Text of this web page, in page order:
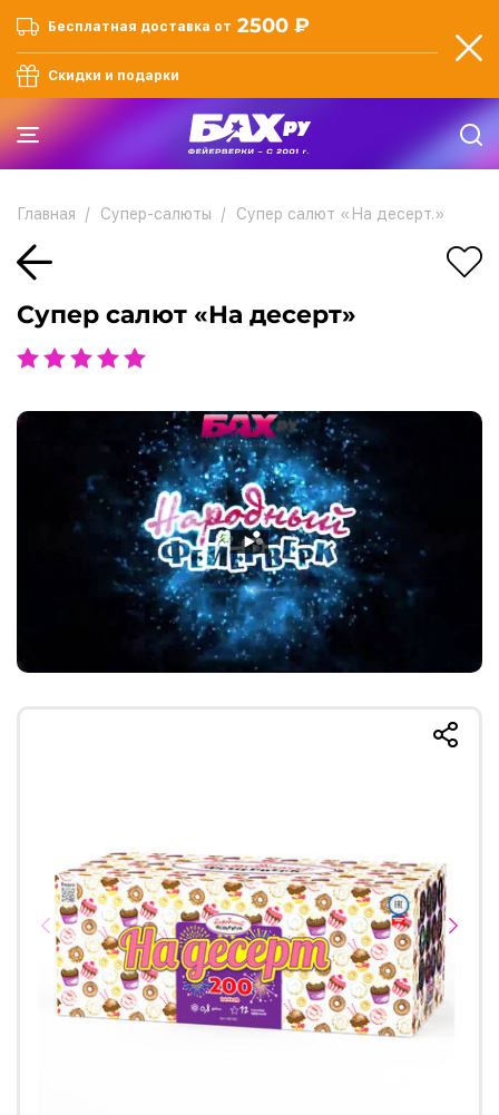
Бесплатная доставка от 2500 ₽
Скидки и подарки
Главная Супер-салюты Супер салют «На десерт.»
Супер салют «На десерт»